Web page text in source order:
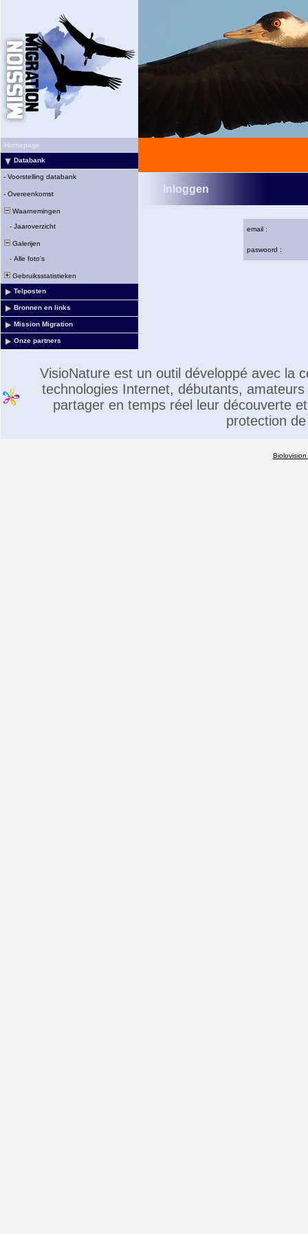
Homepage
Databank
- Voorstelling databank
- Overeenkomst
Waarnemingen
- Jaaroverzicht
Galerijen
- Alle foto's
Gebruiksstatistieken
Telposten
Bronnen en links
Mission Migration
Onze partners
Inloggen
email :
paswoord :
VisioNature est un outil développé avec la
technologies Internet, débutants,
partager en temps réel leur découverte
protection
Biolovision